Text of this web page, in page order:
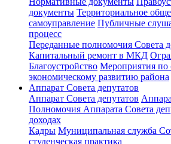
документы Территориальное
самоуправление Публичные
процесс
Переданные полномочия Совета
Капитальный ремонт в МКД
Благоустройство Мероприятия по
экономическому развитию района
Аппарат Совета депутатов
Аппарат Совета депутатoв
Полномочия Аппарата Совета
доходах
Кадры Муниципальная служба
студенческая практика